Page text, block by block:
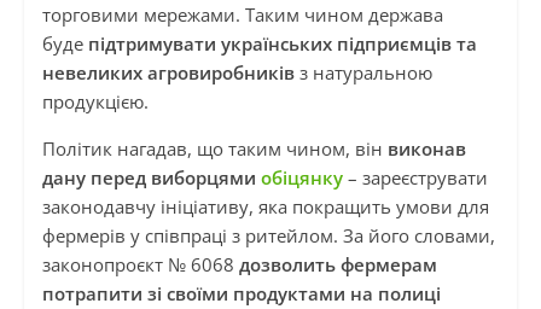
торговими мережами. Таким чином держава
буде підтримувати українських підприємців та
невеликих агровиробниківз натуральною
продукцією.
Політик нагадав, що таким чином, він виконав
дану перед виборцями обіцянку– зареєструвати
законодавчу ініціативу, яка покращить умови для
фермерів у співпраці з ритейлом. За його словами,
законопроєкт № 6068 дозволить фермерам
потрапити зі своїми продуктами на полиці